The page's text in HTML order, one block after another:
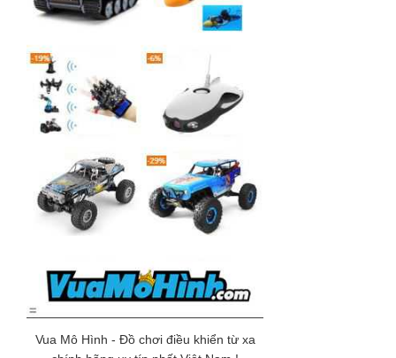
Vua Mô Hình - Đồ chơi điều khiển từ xa